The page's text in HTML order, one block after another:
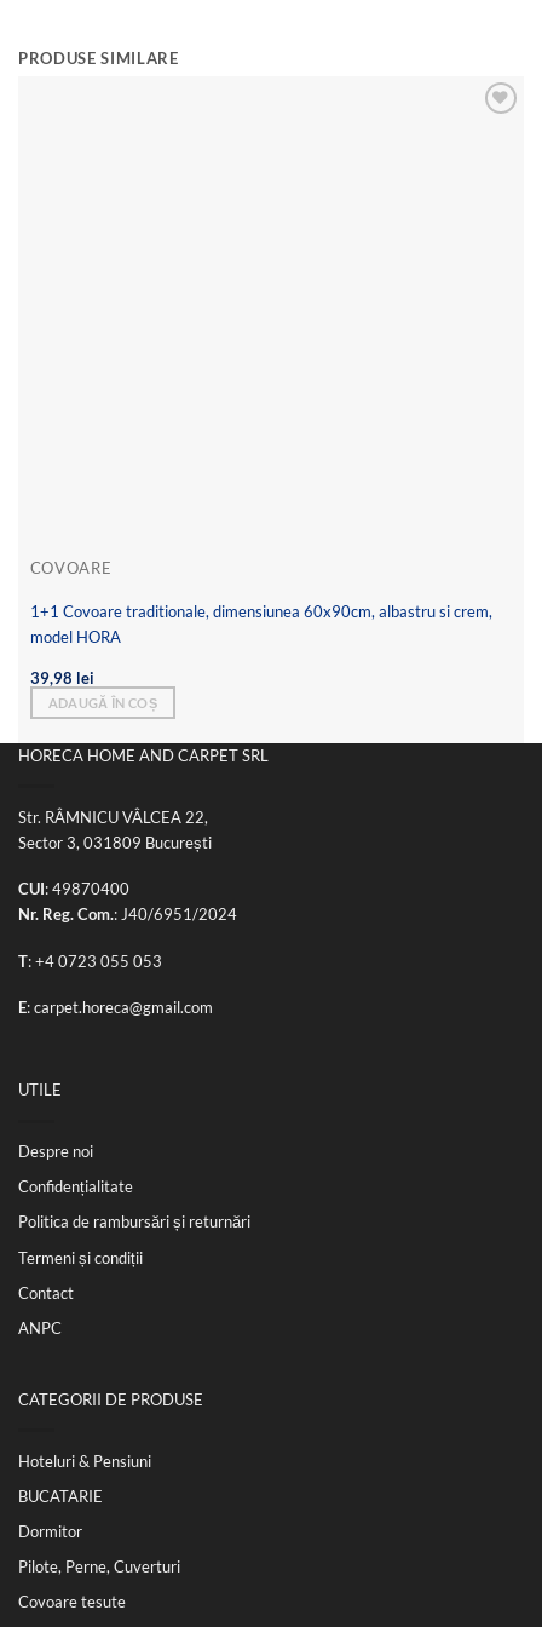
PRODUSE SIMILARE
COVOARE
1+1 Covoare traditionale, dimensiunea 60x90cm, albastru si crem,
model HORA
39,98 lei
ADAUGĂ ÎN COȘ
HORECA HOME AND CARPET SRL
Str. RÂMNICU VÂLCEA 22,
Sector 3, 031809 București
CUI: 49870400
Nr. Reg. Com.: J40/6951/2024
T:+4 0723 055 053
E:carpet.horeca@gmail.com
UTILE
Despre noi
Confidențialitate
Politica de rambursări și returnări
Termeni și condiții
Contact
ANPC
CATEGORII DE PRODUSE
Hoteluri & Pensiuni
BUCATARIE
Dormitor
Pilote, Perne, Cuverturi
Covoare tesute